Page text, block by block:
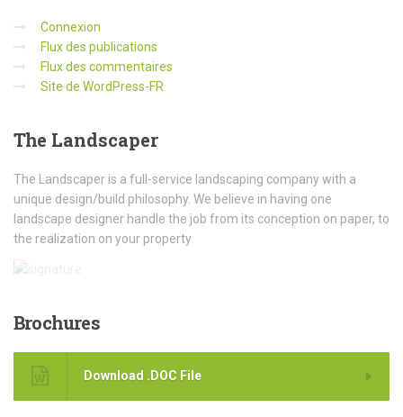
Connexion
Flux des publications
Flux des commentaires
Site de WordPress-FR
The Landscaper
The Landscaper is a full-service landscaping company with a
unique design/build philosophy. We believe in having one
landscape designer handle the job from its conception on paper, to
the realization on your property
Brochures
Download .DOC File